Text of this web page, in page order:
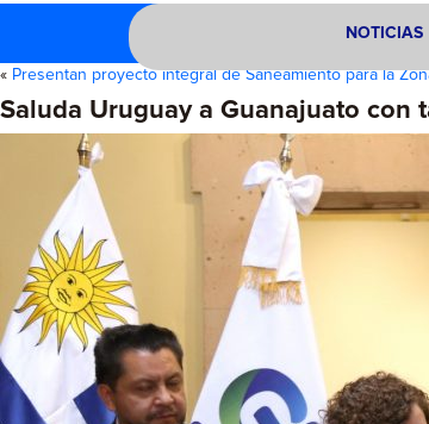
NOTICIAS
« Presentan proyecto integral de Saneamiento para la
Saluda Uruguay a Guanajuato con